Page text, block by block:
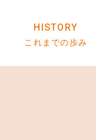
HISTORY
これまでの歩み